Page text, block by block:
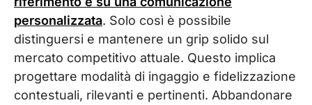
personalizzata. Solo così è possibile
distinguersi e mantenere un grip solido sul
mercato competitivo attuale. Questo implica
progettare modalità di ingaggio e fidelizzazione
contestuali, rilevanti e pertinenti. Abbandonare